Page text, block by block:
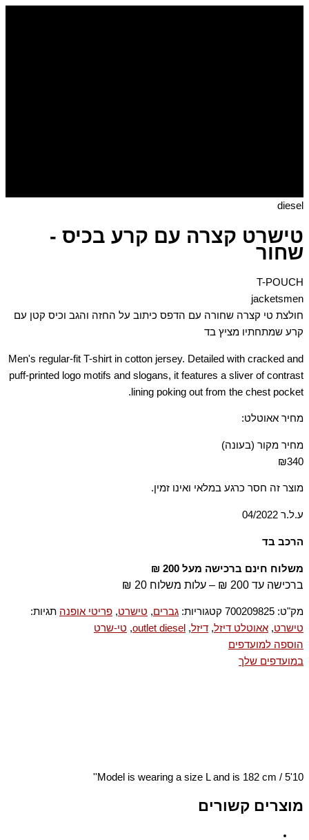
דילוג
diesel
טישרט קצרה עם קרע בכיס -
שחור
T-POUCH
jacketsmen
חולצת טי קצרה שחורה עם הדפס כיתוב על החזה והגב וכיס קטן עם
קרע שמתחתיו מציץ בד
Men's regular-fit T-shirt in cotton jersey. Detailed with cracked and
puff-printed logo motifs and slogans, it features a sliver of contrast
lining poking out from the chest pocket.
מחיר אאוטלט:
מחיר מקור (בעונה)
₪340
מוצר זה חסר כרגע במלאי ואינו זמין.
ע.ל.ר 04/2022
הרכב בד
משלוח חינם ברכישה מעל 200 ₪
ברכישה עד 200 ₪ – עלות משלוח 20 ₪
מק"ט: 700209825 קטגוריות: גברים, טישרט, פריטי אופנה תגיות:
טישרט, אאוטלט דיזל, דיזל,
outlet diesel
, טי-שרט
הוספה למועדפים
במועדפים שלך
Model is wearing a size L and is 182 cm / 5'10''
מוצרים קשורים